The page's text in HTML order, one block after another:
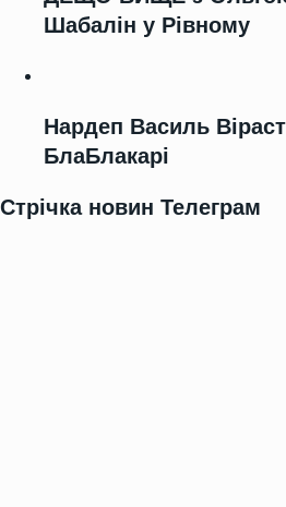
Шабалін у Рівному
Нардеп Василь
БлаБлакарі
Стрічка новин Телеграм